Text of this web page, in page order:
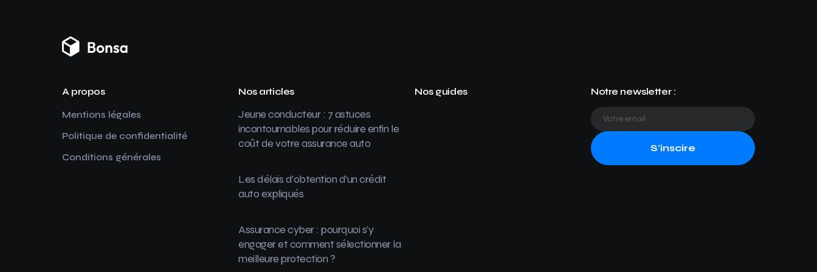
A propos
Mentions légales
Politique de confidentialité
Conditions générales
Nos articles
Jeune conducteur : 7 astuces
incontournables pour réduire enfin le
coût de votre assurance auto
Les délais d’obtention d’un crédit
auto expliqués
Assurance cyber : pourquoi s’y
engager et comment sélectionner la
meilleure protection ?
Nos guides Notre newsletter :
S'inscire